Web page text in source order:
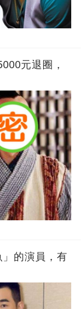
元退圈，
的演員，有